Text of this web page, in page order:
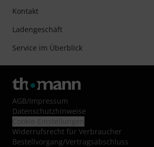
Kontakt
Ladengeschäft
Service im Überblick
AGB/Impressum
Datenschutzhinweise
Widerrufsrecht für Verbraucher
Bestellvorgang/Vertragsabschluss